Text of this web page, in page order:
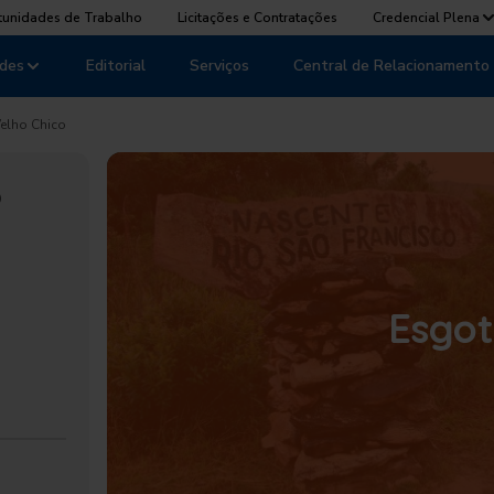
de Trabalho Licitações e Contratações Credencial Plena
Editorial Serviços Central de Relacionamento
Chico